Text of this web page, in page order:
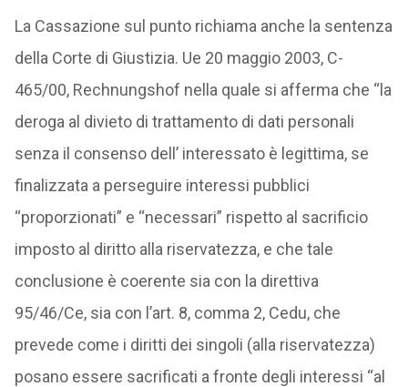
La Cassazione sul punto richiama anche la sentenza
della Corte di Giustizia. Ue 20 maggio 2003, C-
465/00, Rechnungshof nella quale si afferma che “la
deroga al divieto di trattamento di dati personali
senza il consenso dell’ interessato è legittima, se
finalizzata a perseguire interessi pubblici
“proporzionati” e “necessari” rispetto al sacrificio
imposto al diritto alla riservatezza, e che tale
conclusione è coerente sia con la direttiva
95/46/Ce, sia con l’art. 8, comma 2, Cedu, che
prevede come i diritti dei singoli (alla riservatezza)
posano essere sacrificati a fronte degli interessi “al